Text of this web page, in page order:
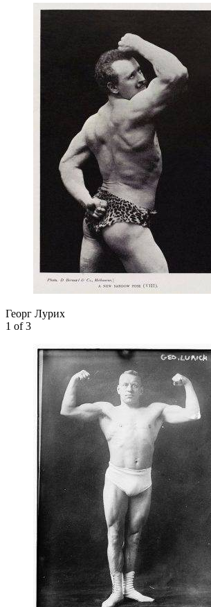
Георг Лурих
1 of 3